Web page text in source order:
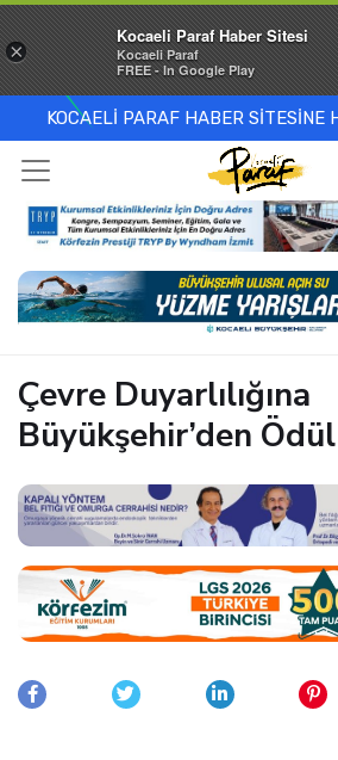
KOCAELİ PARAF HABER SİTESİNE
Çevre Duyarlılığına
Büyükşehir’den Ödül
×
Kocaeli Paraf Haber Sitesi
Kocaeli Paraf
FREE - In Google Play